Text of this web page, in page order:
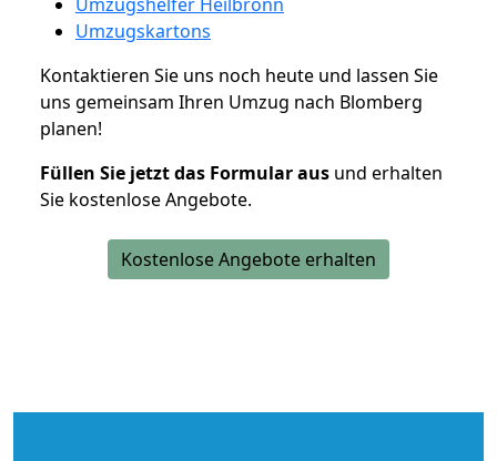
Umzugskartons
Kontaktieren Sie uns noch heute und lassen Sie
uns gemeinsam Ihren Umzug nach Blomberg
planen!
Füllen Sie jetzt das Formular aus und erhalten
Sie kostenlose Angebote.
Kostenlose Angebote erhalten